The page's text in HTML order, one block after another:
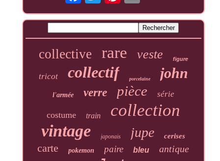
collective rare veste figure
tricot collectif porcelaine john
l'armée verre pièce série
costume train collection
vintage japonais jupe cerises
carte pokemon paire bleu antique